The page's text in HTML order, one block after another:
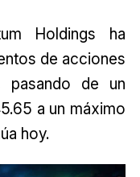
Holdings ha
de acciones
pasando de un
a un máximo
hoy.